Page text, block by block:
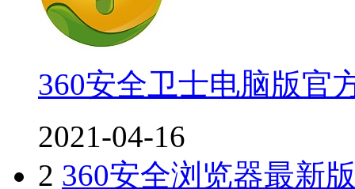
360安全卫士电脑版官
2021-04-16
2 360安全浏览器最新